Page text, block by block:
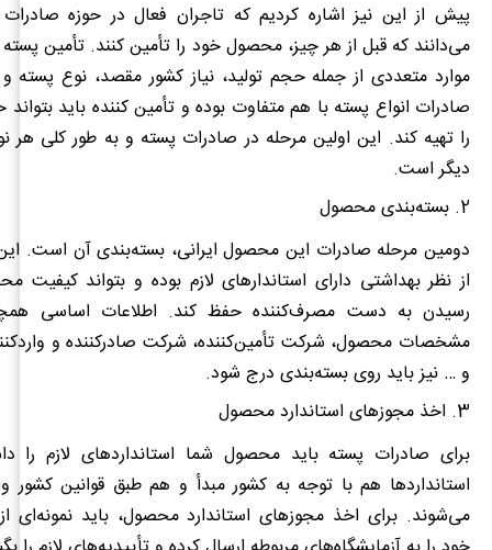
پیش از این نیز اشاره کردیم که تاجران فعال در حوزه
می‌دانند که قبل از هر چیز، محصول خود را تأمین کنند. تأمین
موارد متعددی از جمله حجم تولید، نیاز کشور مقصد، نوع پسته
صادرات انواع پسته با هم متفاوت بوده و تأمین کننده باید
را تهیه کند. این اولین مرحله در صادرات پسته و به طور کلی هر
دیگر است.
2. بسته‌بندی محصول
دومین مرحله صادرات این محصول ایرانی، بسته‌بندی آن است.
از نظر بهداشتی دارای استاندارهای لازم بوده و بتواند کیفیت
رسیدن به دست مصرف‌کننده حفظ کند. اطلاعات اساسی
مشخصات محصول، شرکت تأمین‌کننده، شرکت صادرکننده و
و … نیز باید روی بسته‌بندی درج شود.
3. اخذ مجوزهای استاندارد محصول
برای صادرات پسته باید محصول شما استانداردهای لازم را
استانداردها هم با توجه به کشور مبدأ و هم طبق قوانین کشور
می‌شوند. برای اخذ مجوزهای استاندارد محصول، باید نمونه‌ای